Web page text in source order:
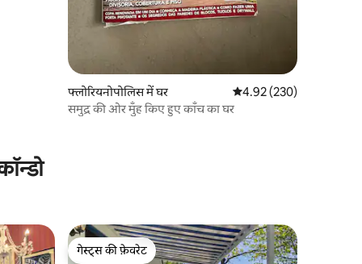
फ्लोरियनोपोलिस में घर औसत रेटिंग 5 में से 4.92,
4.92 (230)
समुद्र की ओर मुँह किए हुए काँच का घर
गेस्ट्स की फ़ेवरेट
गेस्ट्स की फ़ेवरेट